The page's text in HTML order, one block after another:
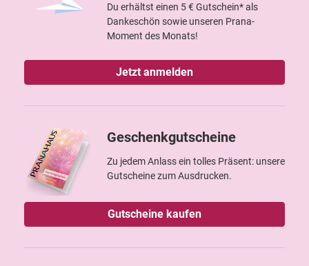
Du erhältst einen 5 € Gutschein* als
Dankeschön sowie unseren Prana-
Moment des Monats!
Jetzt anmelden
Geschenkgutscheine
Zu jedem Anlass ein tolles Präsent: unsere
Gutscheine zum Ausdrucken.
Gutscheine kaufen